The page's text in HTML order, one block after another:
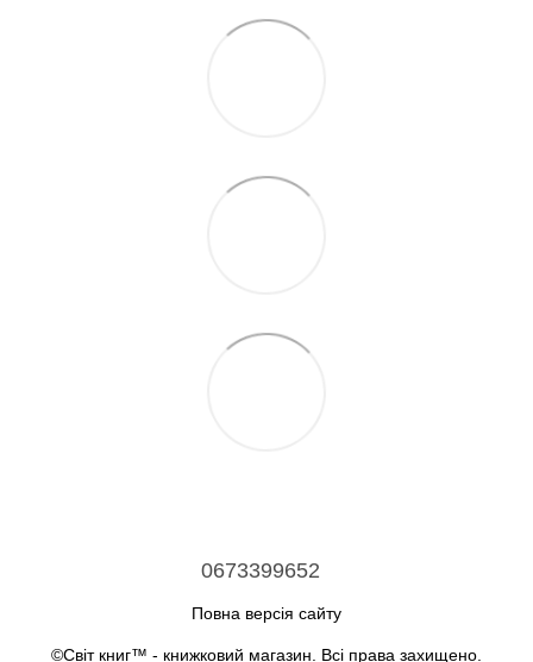
0673399652
Повна версія сайту
©Світ книг™ - книжковий магазин. Всі права захищено.